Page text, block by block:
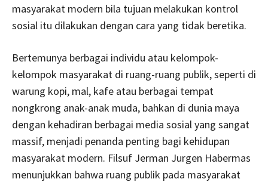
masyarakat modern bila tujuan melakukan kontrol
sosial itu dilakukan dengan cara yang tidak beretika.
Bertemunya berbagai individu atau kelompok-
kelompok masyarakat di ruang-ruang publik, seperti di
warung kopi, mal, kafe atau berbagai tempat
nongkrong anak-anak muda, bahkan di dunia maya
dengan kehadiran berbagai media sosial yang sangat
massif, menjadi penanda penting bagi kehidupan
masyarakat modern. Filsuf Jerman Jurgen Habermas
menunjukkan bahwa ruang publik pada masyarakat